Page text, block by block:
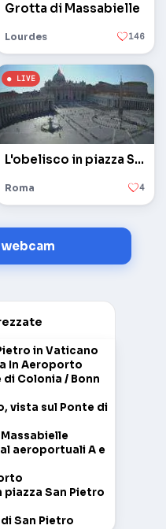
Grotta di Massabielle
Lourdes 146
L'obelisco in piazza San Pietro in Vaticano
Roma 4
in Vaticano
In Aeroporto
Colonia / Bonn
vista sul Ponte di
aeroportuali A e
piazza San Pietro
San Pietro